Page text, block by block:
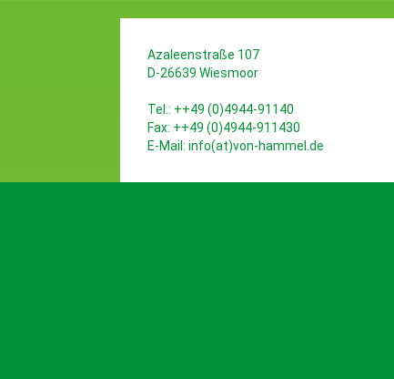
Azaleenstraße 107
D-26639 Wiesmoor
Tel.: ++49 (0)4944-91140
Fax: ++49 (0)4944-911430
E-Mail: info(at)von-hammel.de